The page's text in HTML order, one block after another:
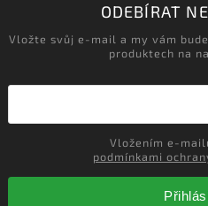
ODEBÍRAT
Vložte svůj e-mail a my vám
produktech na
podmínkami